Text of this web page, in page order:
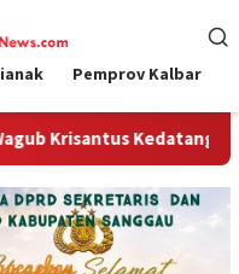
Pemprov Kalbar
Kepala Staf